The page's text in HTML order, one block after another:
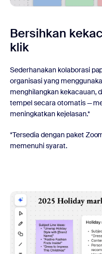
Bersihkan
klik
Sederhanakan kolaborasi
organisasi yang
menghilangkan kekacauan,
tempel secara otomatis —
meningkatkan kejelasan.*
*Tersedia dengan paket
memenuhi syarat.